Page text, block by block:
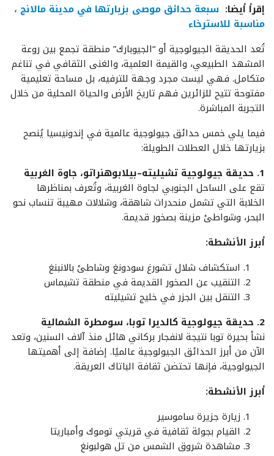
إقرأ أيضا: سبعة حدائق موصى بزيارتها في مدينة مالانج ،
مناسبة للاسترخاء
تُعد الحديقة الجيولوجية أو “الجيوبارك” منطقة تجمع بين روعة
المشهد الطبيعي، والقيمة العلمية، والغنى الثقافي في تناغم
متكامل. فهي ليست مجرد وجهة للترفيه، بل مساحة تعليمية
مفتوحة تتيح للزائرين فهم تاريخ الأرض والحياة المحلية من خلال
التجربة المباشرة.
فيما يلي خمس حدائق جيولوجية عالمية في إندونيسيا يُنصح
بزيارتها خلال العطلات الطويلة:
1. حديقة جيولوجية تشيليته–بيلابوهنراتو، جاوة الغربية
تقع على الساحل الجنوبي لجاوة الغربية، وتُعرف بمناظرها
الخلابة التي تشمل منحدرات شاهقة، وشلالات مهيبة تنساب نحو
البحر، وشواطئ مزينة بصخور قديمة.
أبرز الأنشطة:
استكشاف شلال تشورغ سودونغ وشاطئ بالانبنغ
التنقيب عن الصخور القديمة في منطقة تشيماس
التنقل بين الجزر في خليج تشيليته
2. حديقة جيولوجية كالديرا توبا، سومطرة الشمالية
نشأ بحيرة توبا نتيجة لانفجار بركاني هائل منذ آلاف السنين، وتعد
الآن من أبرز الحدائق الجيولوجية عالميًا. إضافة إلى أهميتها
الجيولوجية، فإنها تحتضن ثقافة الباتاك العريقة.
أبرز الأنشطة:
زيارة جزيرة ساموسير
القيام بجولة ثقافية في قريتي توموك وأمباريتا
مشاهدة شروق الشمس من تل هولبونغ